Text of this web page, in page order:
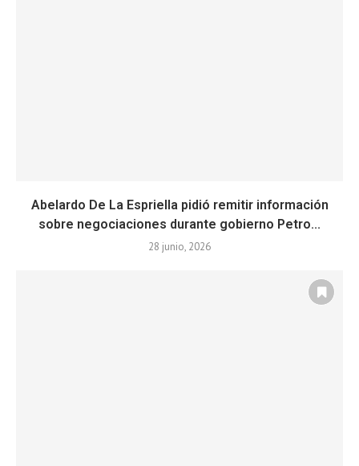
Abelardo De La Espriella pidió remitir información
sobre negociaciones durante gobierno Petro...
28 junio, 2026